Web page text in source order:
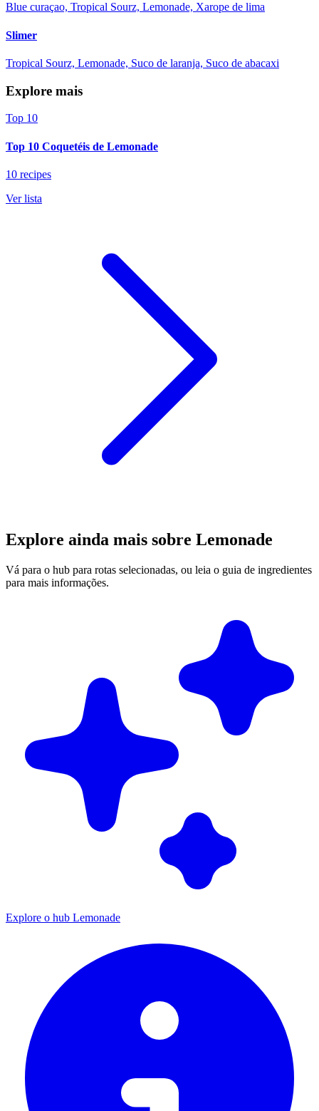
Blue curaçao, Tropical Sourz, Lemonade, Xarope de lima
Slimer
Tropical Sourz, Lemonade, Suco de laranja, Suco de abacaxi
Explore mais
Top 10
Top 10 Coquetéis de Lemonade
10 recipes
Ver lista
Explore ainda mais sobre Lemonade
Vá para o hub para rotas selecionadas, ou leia o guia de ingredientes
para mais informações.
Explore o hub Lemonade